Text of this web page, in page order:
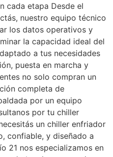
cada etapa Desde el
nuestro equipo técnico
los datos operativos y
la capacidad ideal del
a tus necesidades
puesta en marcha y
no solo compran un
completa de
por un equipo
por tu chiller
un chiller enfriador
confiable, y diseñado a
21 nos especializamos en